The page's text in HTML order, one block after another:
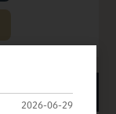
2026-06-29